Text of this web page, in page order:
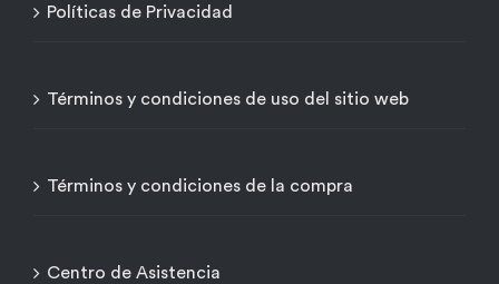
Políticas de Privacidad
Términos y condiciones de uso del sitio web
Términos y condiciones de la compra
Centro de Asistencia